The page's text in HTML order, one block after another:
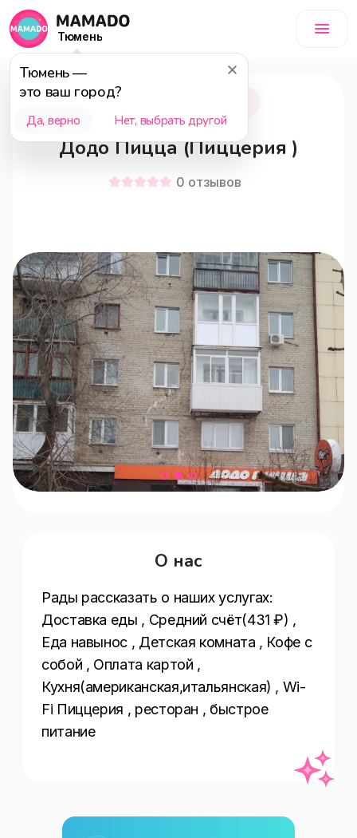
Тюмень
Тюмень—
это ваш город?
Да, верно Нет, выбрать другой
Тюмень
Додо Пицца (Пиццерия )
0 отзывов
О нас
Рады рассказать о наших услугах:
Доставка еды , Средний счёт(431 ₽) ,
Еда навынос , Детская комната , Кофе с
собой , Оплата картой ,
Кухня(американская,итальянская) , Wi-
Fi Пиццерия , ресторан , быстрое
питание